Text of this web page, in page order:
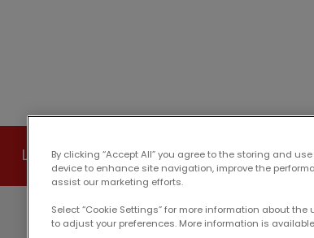
Homepage Tiergesundheitszentrum Badwildungen
Leistungen Für Tierhalter*innen
By clicking “Accept All” you agree to the storing and
device to enhance site navigation, improve the
assist our marketing efforts.
Select “Cookie Settings” for more information about
to adjust your preferences. More information is